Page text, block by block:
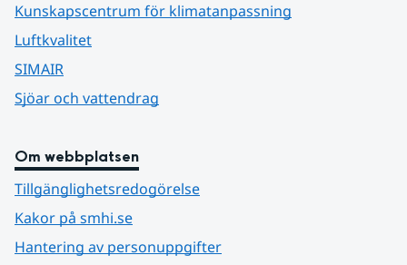
Kunskapscentrum för klimatanpassning
Luftkvalitet
SIMAIR
Sjöar och vattendrag
Om webbplatsen
Tillgänglighetsredogörelse
Kakor på smhi.se
Hantering av personuppgifter